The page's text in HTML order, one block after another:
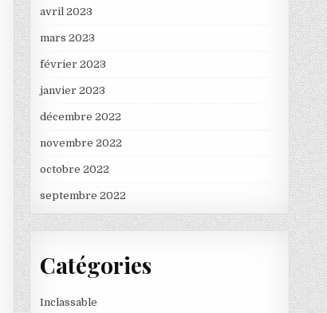
avril 2023
mars 2023
février 2023
janvier 2023
décembre 2022
novembre 2022
octobre 2022
septembre 2022
Catégories
Inclassable